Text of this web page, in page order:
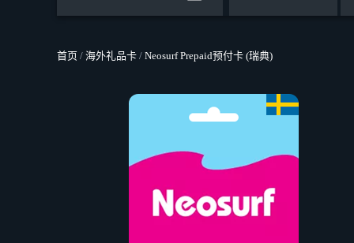
首页 / 海外礼品卡 / Neosurf Prepaid预付卡 (瑞典)